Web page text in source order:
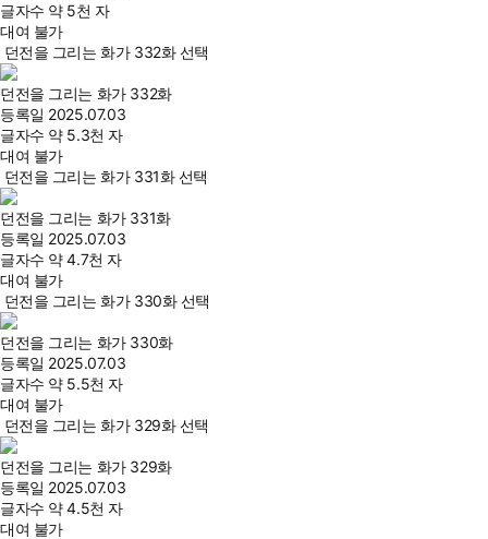
글자수 약 5천 자
대여 불가
던전을 그리는 화가 332화 선택
던전을 그리는 화가 332화
등록일 2025.07.03
글자수 약 5.3천 자
대여 불가
던전을 그리는 화가 331화 선택
던전을 그리는 화가 331화
등록일 2025.07.03
글자수 약 4.7천 자
대여 불가
던전을 그리는 화가 330화 선택
던전을 그리는 화가 330화
등록일 2025.07.03
글자수 약 5.5천 자
대여 불가
던전을 그리는 화가 329화 선택
던전을 그리는 화가 329화
등록일 2025.07.03
글자수 약 4.5천 자
대여 불가